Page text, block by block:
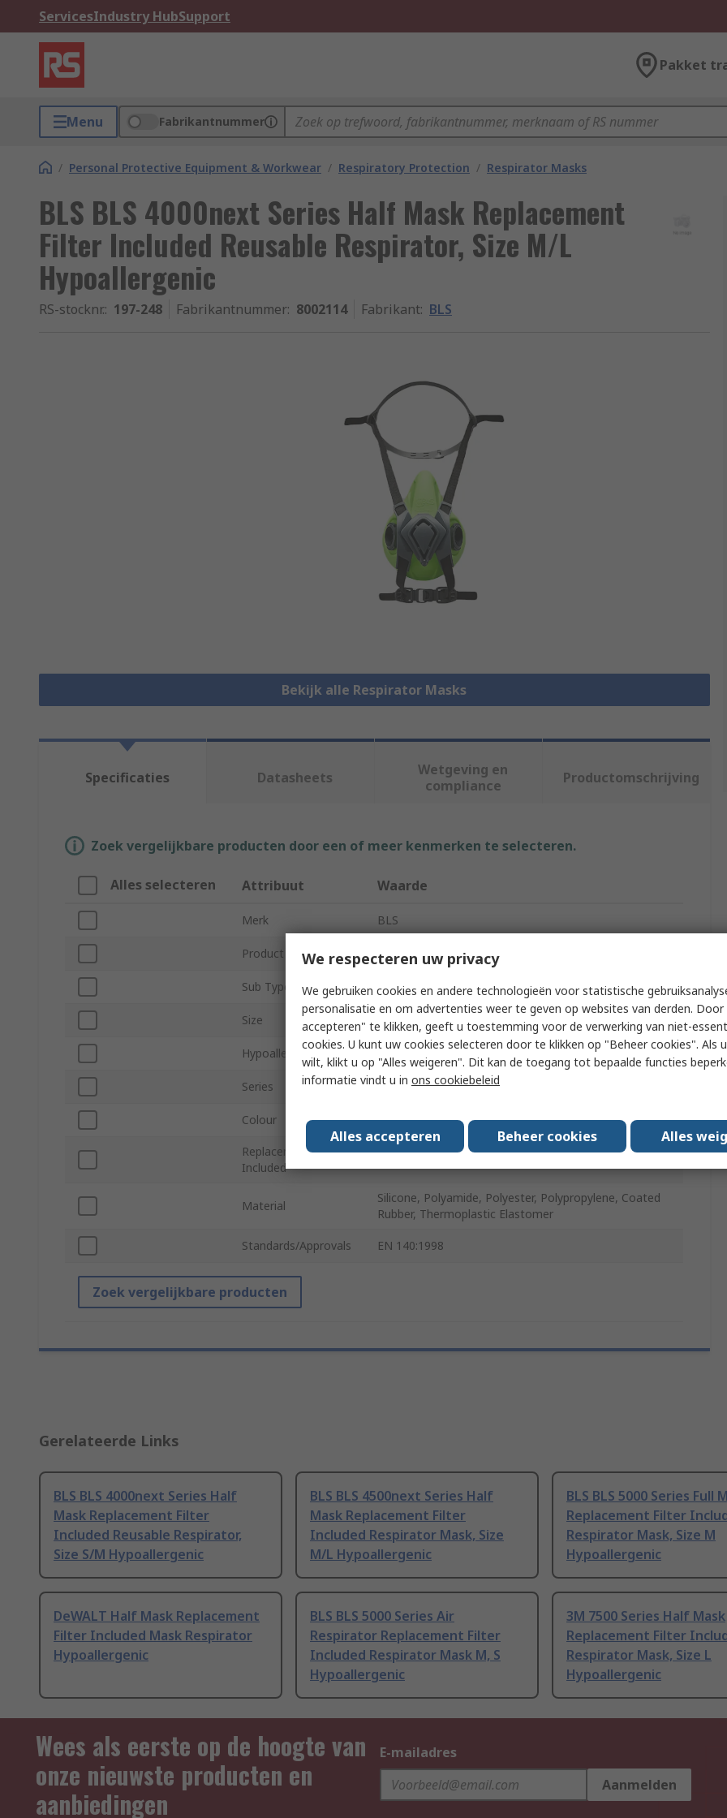
ServicesIndustry HubSupport
Pakket
Menu Fabrikantnummer
/ Personal Protective Equipment & Workwear / Respiratory Protection / Respirator Masks
BLS BLS 4000next Series Half Mask Replacement
Filter Included Reusable Respirator, Size M/L
Hypoallergenic
RS-stocknr.: 197-248 Fabrikantnummer: 8002114 Fabrikant: BLS
Bekijk alle Respirator Masks
Specificaties Datasheets
Wetgeving en
compliance
Productomschrijving
Zoek vergelijkbare producten door een of meer kenmerken te selecteren.
Alles selecteren Attribuut Waarde
Merk BLS
Product Type Reusable Respirator
Sub Type Half Mask
Size M/L
Hypoallergenic Yes
Series BLS 4000next
Colour Green, Black
Replacement Filter
Included
Material
Silicone, Polyamide, Polyester, Polypropylene, Coated
Rubber, Thermoplastic Elastomer
Standards/Approvals EN 140:1998
Zoek vergelijkbare producten
Gerelateerde Links
BLS BLS 4000next Series Half
Mask Replacement Filter
Included Reusable Respirator,
Size S/M Hypoallergenic
BLS BLS 4500next Series Half
Mask Replacement Filter
Included Respirator Mask, Size
M/L Hypoallergenic
BLS BLS 5000 Series Full
Replacement Filter
Respirator Mask, Size M
Hypoallergenic
DeWALT Half Mask Replacement
Filter Included Mask Respirator
Hypoallergenic
BLS BLS 5000 Series Air
Respirator Replacement Filter
Included Respirator Mask M, S
Hypoallergenic
3M 7500 Series Half Mask
Replacement Filter
Respirator Mask, Size L
Hypoallergenic
Wees als eerste op de hoogte van
onze nieuwste producten en
aanbiedingen
E-mailadres
Aanmelden
We respecteren uw privacy
We gebruiken cookies en andere technologieën voor statistische
personalisatie en om advertenties weer te geven op websites van derden. Door
accepteren" te klikken, geeft u toestemming voor de verwerking van niet-
cookies. U kunt uw cookies selecteren door te klikken op "Beheer cookies". Als
wilt, klikt u op "Alles weigeren". Dit kan de toegang tot bepaalde functies
informatie vindt u in ons cookiebeleid
Alles accepteren Beheer cookies Alles